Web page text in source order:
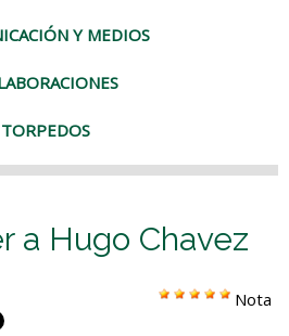
Y MEDIOS
TORPEDOS
a Hugo Chavez
Nota